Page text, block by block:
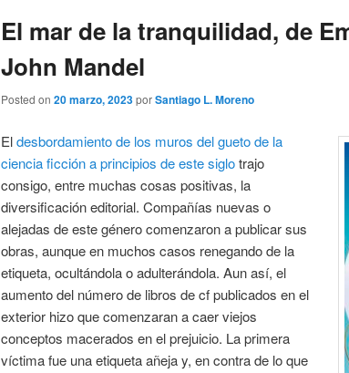
El mar de la tranquilidad, de
John Mandel
Posted on 20 marzo, 2023porSantiago L. Moreno
Eldesbordamiento de los muros del gueto de la
ciencia ficción a principios de este siglotrajo
consigo, entre muchas cosas positivas, la
diversificación editorial. Compañías nuevas o
alejadas de este género comenzaron a publicar sus
obras, aunque en muchos casos renegando de la
etiqueta, ocultándola o adulterándola. Aun así, el
aumento del número de libros de cf publicados en el
exterior hizo que comenzaran a caer viejos
conceptos macerados en el prejuicio. La primera
víctima fue una etiqueta añeja y, en contra de lo que